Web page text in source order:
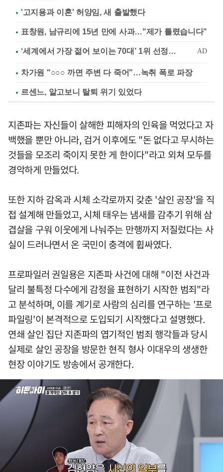
'고지용과 이혼' 허양임, 새 출발했다
표창원, 남규리에 15년 만에 사과…"제가 틀렸습니다"
차가원 "○○○ 까면 주변 다 죽어"…녹취 폭로 파장
르센느, 알고보니 탈퇴 위기 있었다
지존파는 자신들이 살해한 피해자의 인육을 먹었다고 자
백했을 뿐만 아니라, 검거 이후에도 "돈 없다고 무시하는
것들을 모조리 죽이지 못한 게 한이다"라고 외쳐 모두를
경악하게 만들었다.
또한 지하 감옥과 시체 소각로까지 갖춘 '살인 공장'을 직
접 설계해 만들었고, 시체 태우는 냄새를 감추기 위해 삼
겹살을 구워 이웃에게 나눠주는 만행까지 저질렀다는 사
실이 드러나면서 온 국민이 충격에 휩싸였다.
프로파일러 권일용은 지존파 사건에 대해 "이전 사건과
달리 불특정 다수에게 감정을 표현하기 시작한 범죄"라
고 분석하며, 이를 계기로 사람의 심리를 연구하는 '프로
파일링'이 본격적으로 도입되기 시작했다고 설명했다.
연쇄 살인 집단 지존파의 엽기적인 범죄 행각들과 당시
실제로 살인 공장을 방문한 현직 형사 이대우의 생생한
현장 이야기도 방송에서 공개한다.